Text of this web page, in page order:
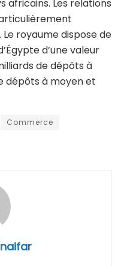
africains. Les relations
royaume dispose de
d’une valeur
de dépôts à
dépôts à moyen et
Commerce